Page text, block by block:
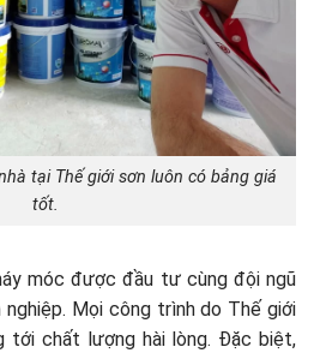
tại Thế giới sơn luôn có bảng giá
tốt.
móc được đầu tư cùng đội ngũ
Mọi công trình do Thế giới
tới chất lượng hài lòng. Đặc biệt,